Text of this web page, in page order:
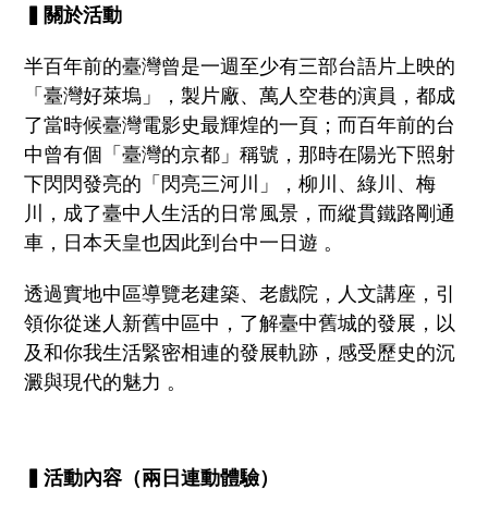
▍關於活動
半百年前的臺灣曾是一週至少有三部台語片上映的
「臺灣好萊塢」，製片廠、萬人空巷的演員，都成
了當時候臺灣電影史最輝煌的一頁；而百年前的台
中曾有個「臺灣的京都」稱號，那時在陽光下照射
下閃閃發亮的「閃亮三河川」，柳川、綠川、梅
川，成了臺中人生活的日常風景，而縱貫鐵路剛通
車，日本天皇也因此到台中一日遊 。
透過實地中區導覽老建築、老戲院，人文講座，引
領你從迷人新舊中區中，了解臺中舊城的發展，以
及和你我生活緊密相連的發展軌跡，感受歷史的沉
澱與現代的魅力 。
▍活動內容（兩日連動體驗）